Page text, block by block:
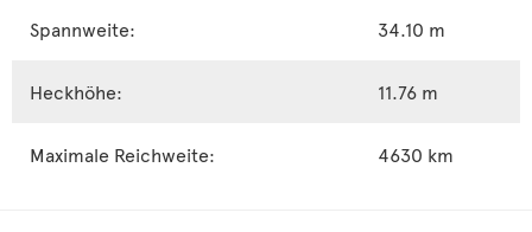
Spannweite: 34.10 m
Heckhöhe: 11.76 m
Maximale Reichweite: 4630 km